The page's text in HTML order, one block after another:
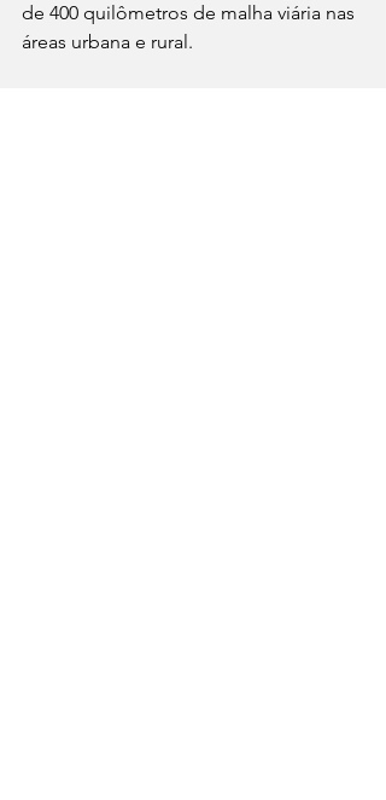
de 400 quilômetros de malha viária nas
áreas urbana e rural.